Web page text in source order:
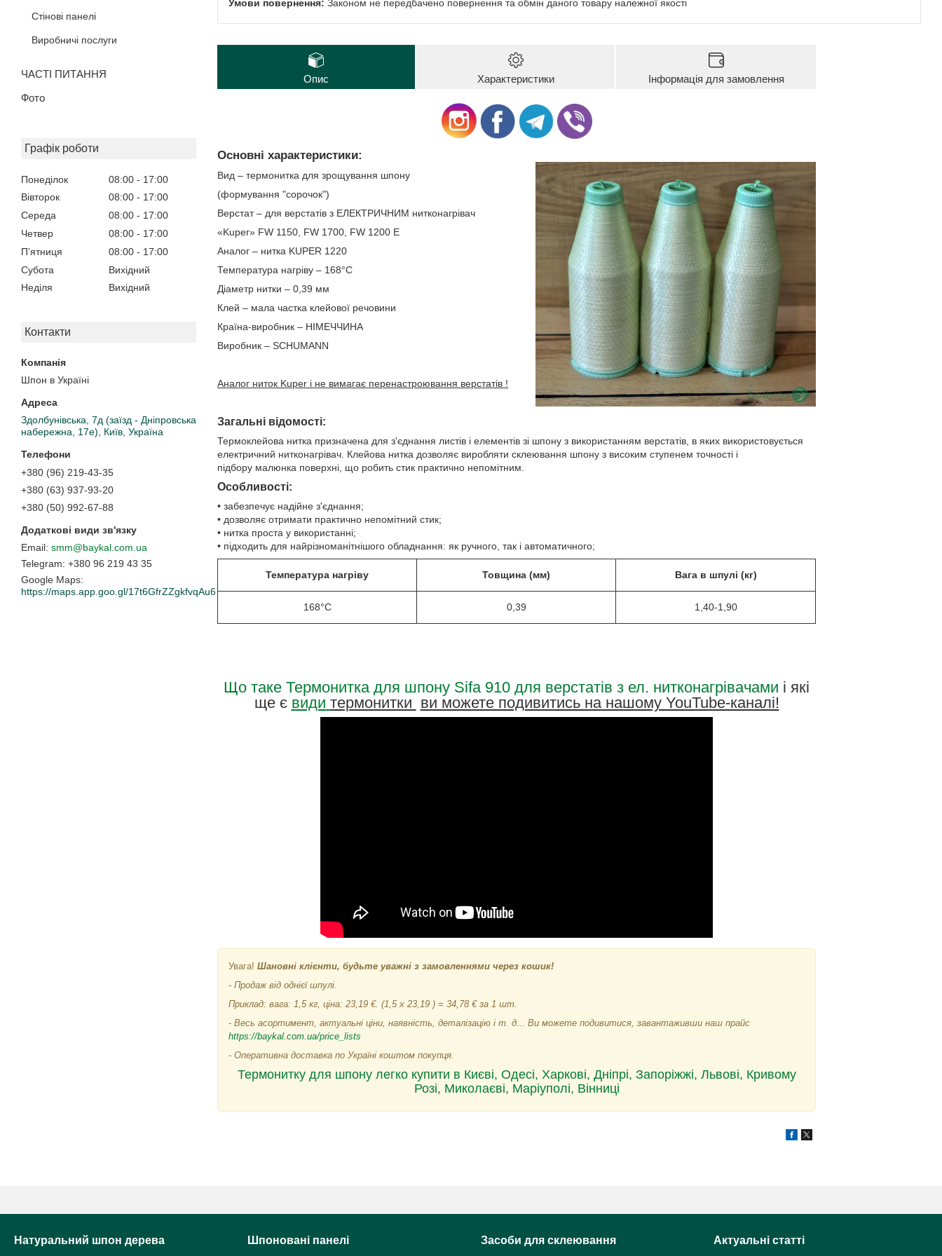
Стінові панелі
Виробничі послуги
ЧАСТІ ПИТАННЯ
Фото
Графік роботи
Понеділок 08:00
17:00
Вівторок
08:00
17:00
Середа
08:00
17:00
Четвер
08:00
17:00
Пʼятниця
08:00
17:00
Субота
Вихідний
Неділя
Вихідний
Контакти
Шпон в Україні
Здолбунівська, 7д (заїзд - Дніпровська
набережна, 17е), Київ, Україна
+380 (96) 219-43-35
+380 (63) 937-93-20
+380 (50) 992-67-88
smm@baykal.com.ua
+380 96 219 43 35
Google Maps
https://maps.app.goo.gl/17t6GfrZZgkfvqAu6
Законом не передбачено повернення та обмін даного товару належної якості
Опис Характеристики Інформація для замовлення
Основні характеристики:
Вид – термонитка для зрощування шпону
(формування "сорочок")
Верстат – для верстатів з ЕЛЕКТРИЧНИМ нитконагрівач
«Kuper» FW 1150, FW 1700, FW 1200 E
Аналог – нитка KUPER 1220
Температура нагріву – 168°C
Діаметр нитки – 0,39 мм
Клей – мала частка клейової речовини
Країна-виробник – НІМЕЧЧИНА
Виробник – SCHUMANN
Аналог ниток Kuper і не вимагає перенастроювання верстатів !
Загальні відомості:
Термоклейова нитка призначена для з'єднання листів і елементів зі шпону з використанням верстатів, в яких використовується
електричний нитконагрівач. Клейова нитка дозволяє виробляти склеювання шпону з високим ступенем точності і
підбору малюнка поверхні, що робить стик практично непомітним.
Особливості:
• забезпечує надійне з'єднання;
• дозволяє отримати практично непомітний стик;
• нитка проста у використанні;
• підходить для найрізноманітнішого обладнання: як ручного, так і автоматичного;
Температура нагріву Товщина (мм) Вага в шпулі (кг)
168°C 0,39 1,40-1,90
Що таке Термонитка для шпону Sifa 910 для верстатів з ел. нитконагрівачами і які
ще є види термонитки ви можете подивитись на нашому YouTube-каналі!
Увага! Шановні клієнти, будьте уважні з замовленнями через кошик!
- Продаж від однієї шпулі.
Приклад: вага: 1,5 кг, ціна: 23,19 €. (1,5 х 23,19 ) = 34,78 € за 1 шт.
- Весь асортимент, актуальні ціни, наявність, деталізацію і т. д... Ви можете подивитися, завантаживши наш прайс
https://baykal.com.ua/price_lists
- Оперативна доставка по Україні коштом покупця.
Термонитку для шпону легко купити в Києві, Одесі, Харкові, Дніпрі, Запоріжжі, Львові, Кривому
Розі, Миколаєві, Маріуполі, Вінниці
Натуральний шпон дерева Шпоновані панелі Засоби для склеювання Актуальні статті